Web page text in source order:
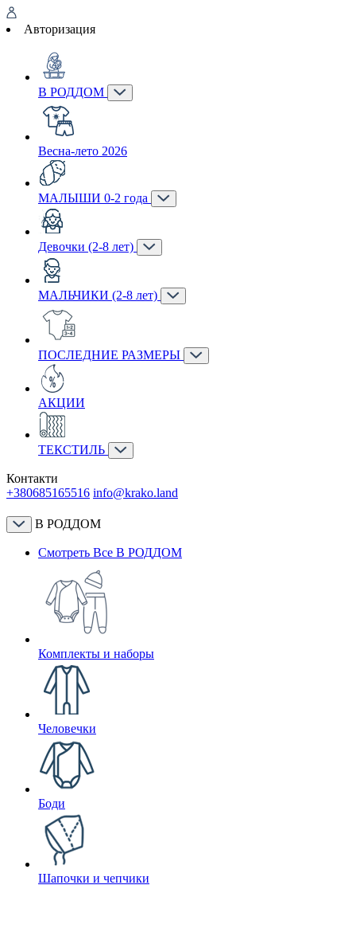
Авторизация
В РОДДОМ
Весна-лето 2026
МАЛЫШИ 0-2 года
Девочки (2-8 лет)
МАЛЬЧИКИ (2-8 лет)
ПОСЛЕДНИЕ РАЗМЕРЫ
АКЦИИ
ТЕКСТИЛЬ
Контакти
+380685165516 info@krako.land
В РОДДОМ
Смотреть Все В РОДДОМ
Комплекты и наборы
Человечки
Боди
Шапочки и чепчики